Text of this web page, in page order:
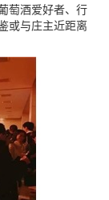
萄酒爱好者、行
或与庄主近距离